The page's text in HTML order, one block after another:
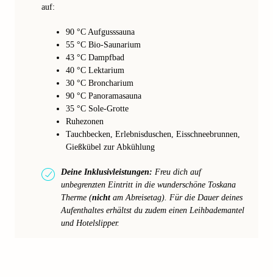
auf:
90 °C Aufgusssauna
55 °C Bio-Saunarium
43 °C Dampfbad
40 °C Lektarium
30 °C Broncharium
90 °C Panoramasauna
35 °C Sole-Grotte
Ruhezonen
Tauchbecken, Erlebnisduschen, Eisschneebrunnen,
Gießkübel zur Abkühlung
Deine Inklusivleistungen: Freu dich auf
unbegrenzten Eintritt in die wunderschöne Toskana
Therme (nichtam Abreisetag). Für die Dauer deines
Aufenthaltes erhältst du zudem einen Leihbademantel
und Hotelslipper.